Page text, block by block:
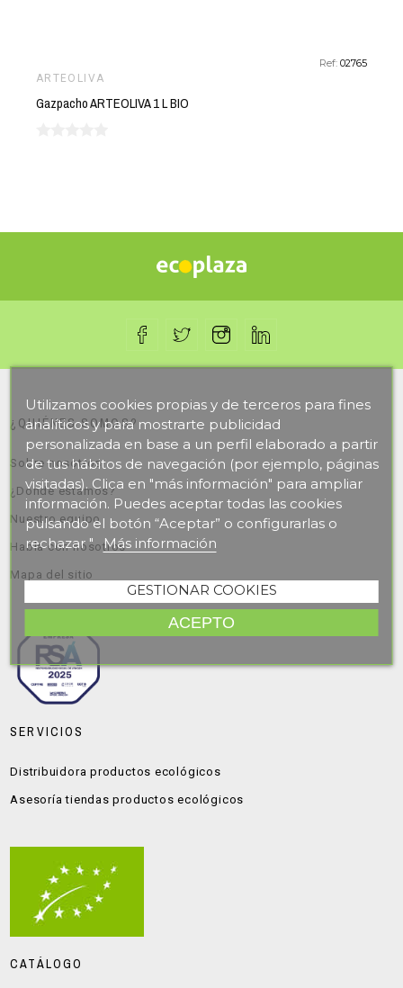
Utilizamos cookies propias y de terceros para fines
analíticos y para mostrarte publicidad
personalizada en base a un perfil elaborado a partir
de tus hábitos de navegación (por ejemplo, páginas
visitadas). Clica en "más información" para ampliar
información. Puedes aceptar todas las cookies
pulsando el botón “Aceptar” o configurarlas o
rechazar " Más información
GESTIONAR COOKIES
ACEPTO
Ref:02765
ARTEOLIVA
Gazpacho ARTEOLIVA 1 L BIO
¿QUIÉNES SOMOS?
Sobre nosotros
¿Dónde estamos?
Nuestro equipo
Habla con nosotros
Mapa del sitio
SERVICIOS
Distribuidora productos ecológicos
Asesoría tiendas productos ecológicos
CATÁLOGO